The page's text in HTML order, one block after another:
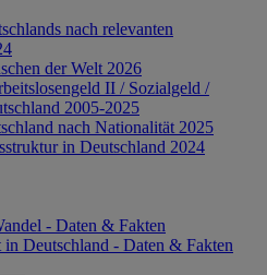
nach relevanten
der Welt 2026
II / Sozialgeld /
2005-2025
nach Nationalität 2025
in Deutschland 2024
- Daten & Fakten
Deutschland - Daten & Fakten